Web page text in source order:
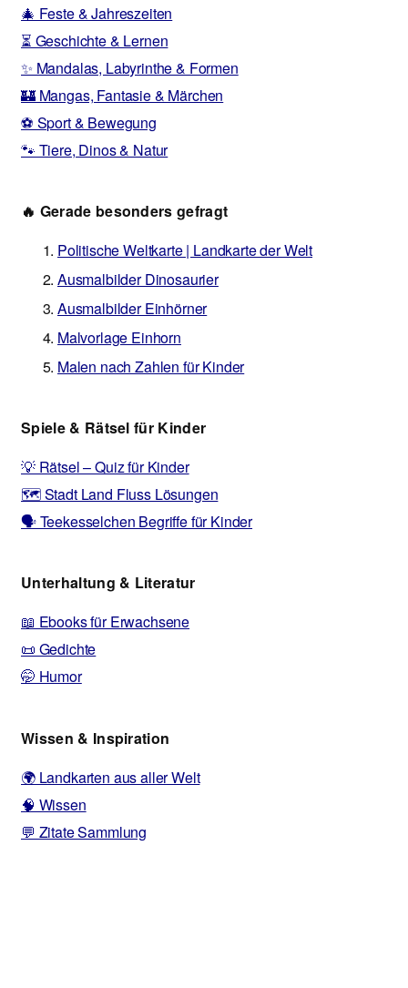
🎄 Feste & Jahreszeiten
⏳ Geschichte & Lernen
✨ Mandalas, Labyrinthe & Formen
🏰 Mangas, Fantasie & Märchen
⚽ Sport & Bewegung
🐾 Tiere, Dinos & Natur
🔥 Gerade besonders gefragt
Politische Weltkarte | Landkarte der Welt
Ausmalbilder Dinosaurier
Ausmalbilder Einhörner
Malvorlage Einhorn
Malen nach Zahlen für Kinder
Spiele & Rätsel für Kinder
💡 Rätsel – Quiz für Kinder
🗺️ Stadt Land Fluss Lösungen
🗣️ Teekesselchen Begriffe für Kinder
Unterhaltung & Literatur
📖 Ebooks für Erwachsene
📜 Gedichte
🤭 Humor
Wissen & Inspiration
🌍 Landkarten aus aller Welt
🧠 Wissen
💬 Zitate Sammlung